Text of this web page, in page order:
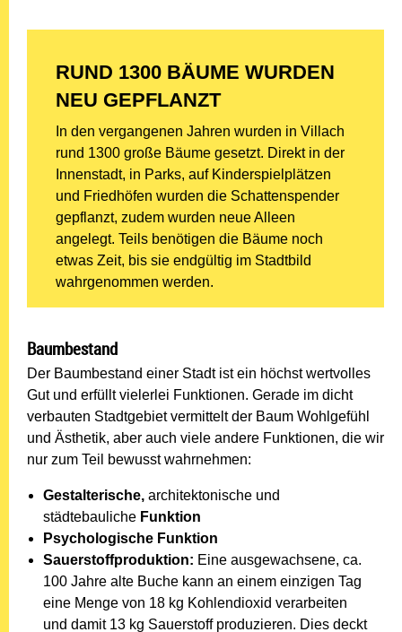
RUND 1300 BÄUME WURDEN
NEU GEPFLANZT
In den vergangenen Jahren wurden in Villach
rund 1300 große Bäume gesetzt. Direkt in der
Innenstadt, in Parks, auf Kinderspielplätzen
und Friedhöfen wurden die Schattenspender
gepflanzt, zudem wurden neue Alleen
angelegt. Teils benötigen die Bäume noch
etwas Zeit, bis sie endgültig im Stadtbild
wahrgenommen werden.
Baumbestand
Der Baumbestand einer Stadt ist ein höchst wertvolles
Gut und erfüllt vielerlei Funktionen. Gerade im dicht
verbauten Stadtgebiet vermittelt der Baum Wohlgefühl
und Ästhetik, aber auch viele andere Funktionen, die wir
nur zum Teil bewusst wahrnehmen:
Gestalterische, architektonische und
städtebauliche Funktion
Psychologische Funktion
Sauerstoffproduktion: Eine ausgewachsene, ca.
100 Jahre alte Buche kann an einem einzigen Tag
eine Menge von 18 kg Kohlendioxid verarbeiten
und damit 13 kg Sauerstoff produzieren. Dies deckt